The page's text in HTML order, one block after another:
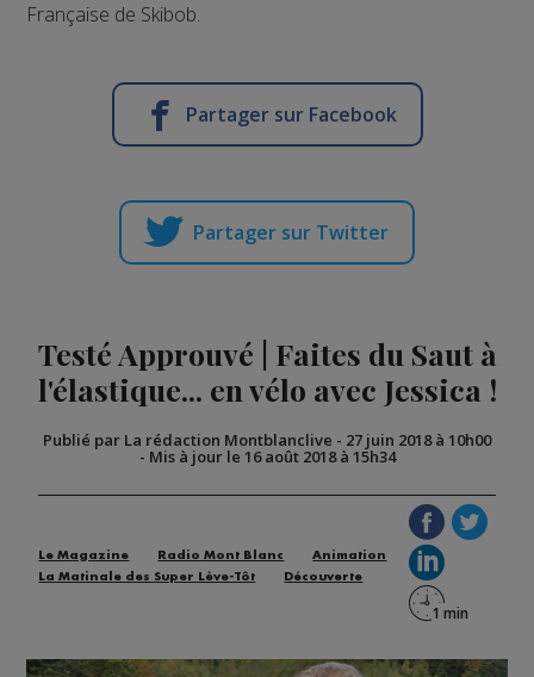
Française de Skibob.
Partager sur Facebook
Partager sur Twitter
Testé Approuvé | Faites du Saut à
l'élastique... en vélo avec Jessica !
Publié par La rédaction Montblanclive - 27 juin 2018 à 10h00
- Mis à jour le 16 août 2018 à 15h34
Le Magazine Radio Mont Blanc
Animation
La Matinale des Super Lève-Tôt
Découverte